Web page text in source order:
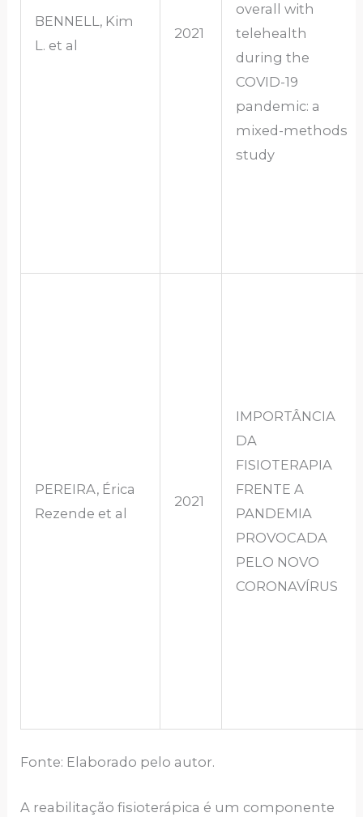
BENNELL, Kim
L. et al
2021
overall with
telehealth
during the
COVID-19
pandemic: a
mixed-methods
study
PEREIRA, Érica
Rezende et al
2021
IMPORTÂNCIA
DA
FISIOTERAPIA
FRENTE A
PANDEMIA
PROVOCADA
PELO NOVO
CORONAVÍRUS
Fonte: Elaborado pelo autor.
A reabilitação fisioterápica é um componente